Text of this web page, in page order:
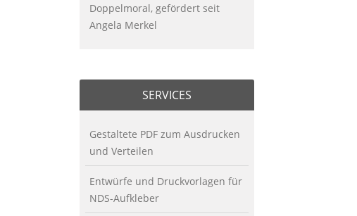
Doppelmoral, gefördert seit
Angela Merkel
SERVICES
Gestaltete PDF zum Ausdrucken
und Verteilen
Entwürfe und Druckvorlagen für
NDS-Aufkleber